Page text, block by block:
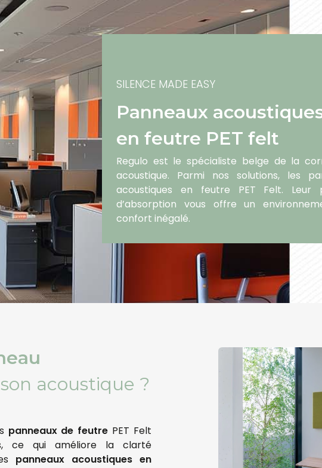
SILENCE MADE EASY
Panneaux
en feutre PET felt
Regulo est le spécialiste belge de la
acoustique. Parmi nos solutions, les
acoustiques en feutre PET Felt. Leur
d’absorption vous offre un
confort inégalé.
acoustique ?
panneaux de feutre PET Felt
ce qui améliore la clarté
panneaux acoustiques en